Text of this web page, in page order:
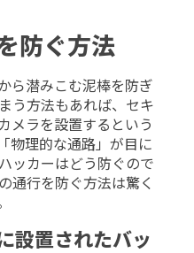
防ぐ方法
ら潜みこむ泥棒を防ぎ
う方法もあれば、セキ
メラを設置するという
物理的な通路」が目に
ッカーはどう防ぐので
通行を防ぐ方法は驚く
設置されたバッ